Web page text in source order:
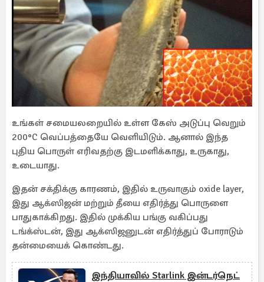
உங்கள் சமையலறையில் உள்ள கேஸ் அடுப்பு வெறும்
200°C வெப்பத்தையே வெளியிடும். ஆனால் இந்த
புதிய பொருள் எரிவதற்கு இடமளிக்காது, உருகாது,
உடையாது.
இதன் சக்திக்கு காரணம், இதில் உருவாகும் oxide layer,
இது ஆக்ஸிஜன் மற்றும் தீயை எதிர்த்து பொருளை
பாதுகாக்கிறது. இதில் முக்கிய பங்கு வகிப்பது
டங்க்ஸ்டன், இது ஆக்ஸிஜனுடன் எதிர்த்துப் போராடும்
தன்மையைக் கொண்டது.
இந்தியாவில் Starlink இன்டர்நெட்